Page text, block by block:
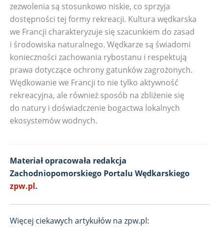
zezwolenia są stosunkowo niskie, co sprzyja
dostępności tej formy rekreacji. Kultura wędkarska
we Francji charakteryzuje się szacunkiem do zasad
i środowiska naturalnego. Wędkarze są świadomi
konieczności zachowania rybostanu i respektują
prawa dotyczące ochrony gatunków zagrożonych.
Wędkowanie we Francji to nie tylko aktywność
rekreacyjna, ale również sposób na zbliżenie się
do natury i doświadczenie bogactwa lokalnych
ekosystemów wodnych.
Materiał opracowała redakcja
Zachodniopomorskiego Portalu Wędkarskiego
zpw.pl.
Więcej ciekawych artykułów na zpw.pl: